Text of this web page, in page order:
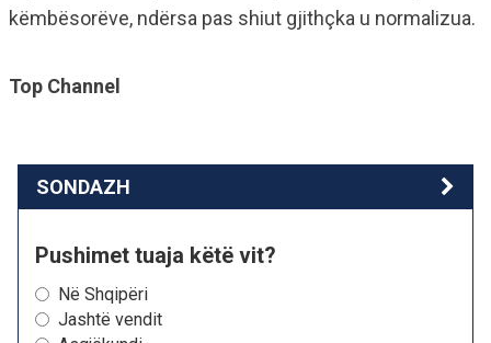
këmbësorëve, ndërsa pas shiut gjithçka u normalizua.
Top Channel
SONDAZH
Pushimet tuaja këtë vit?
Në Shqipëri
Jashtë vendit